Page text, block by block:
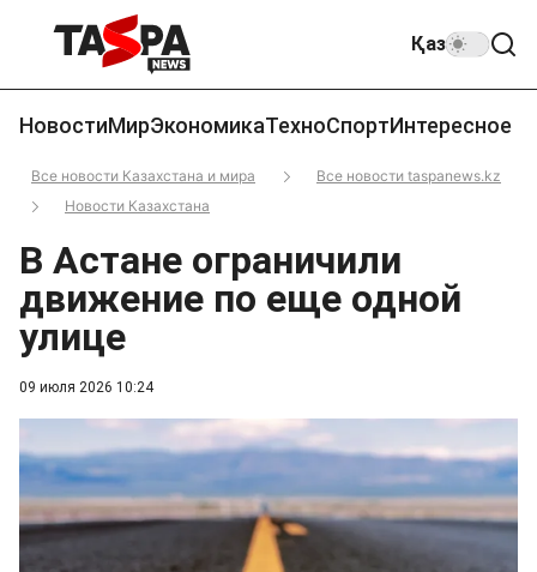
Қаз
НовостиМирЭкономикаТехноСпортИнтересное
Все новости Казахстана и мира
Все новости taspanews.kz
Новости Казахстана
09 июля 2026 10:24
В Астане ограничили
движение по еще одной
улице